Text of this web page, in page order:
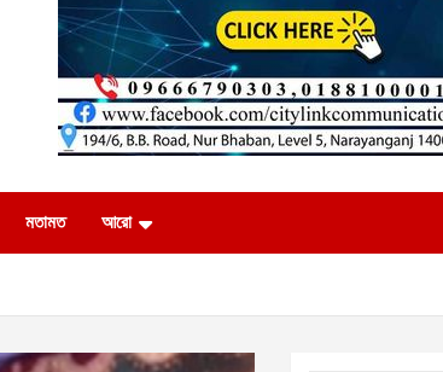
মতামত আরো